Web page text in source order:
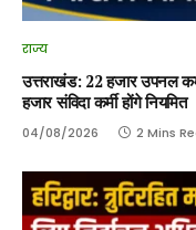
राज्य
उत्तराखंड: 22 हजार उपनल
हजार संविदा कर्मी होंगे नियमित
04/08/2026 2 Mins